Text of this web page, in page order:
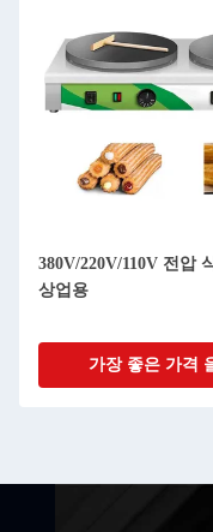
380V/220V/110V 전압
상업용
가장 좋은 가격